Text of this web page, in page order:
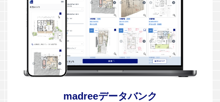
madreeデータバンク